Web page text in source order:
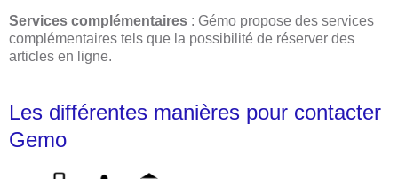
Services complémentaires : Gémo propose des services
complémentaires tels que la possibilité de réserver des
articles en ligne.
Les différentes manières pour contacter
Gemo